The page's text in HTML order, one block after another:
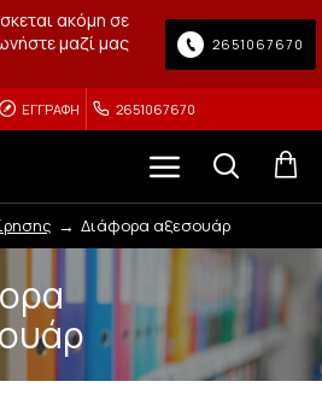
ακόμη σε
μαζί μας
2651067670
ΕΓΓΡΑΦΉ 2651067670
Διάφορα αξεσουάρ